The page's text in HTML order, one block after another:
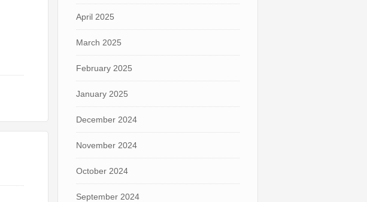
April 2025
March 2025
February 2025
January 2025
December 2024
November 2024
October 2024
September 2024